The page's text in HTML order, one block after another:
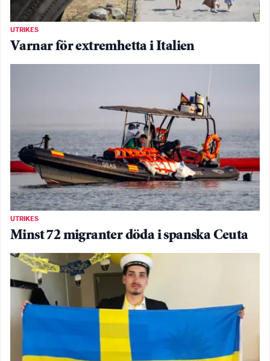
UTRIKES
Varnar för extremhetta i Italien
UTRIKES
Minst 72 migranter döda i spanska Ceuta